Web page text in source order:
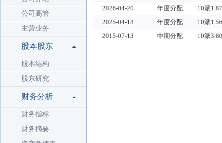
公司高管
主营业务
股本股东
股本结构
股东研究
财务分析
财务指标
财务摘要
2026-04-20
年度分配
10派
2025-04-18
年度分配
10派
2015-07-13
中期分配 10派